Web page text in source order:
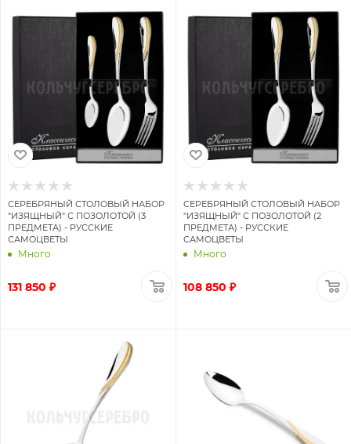
СЕРЕБРЯНЫЙ СТОЛОВЫЙ НАБОР
"ИЗЯЩНЫЙ" С ПОЗОЛОТОЙ (3
ПРЕДМЕТА) - РУССКИЕ
САМОЦВЕТЫ
Много
131 850 ₽
СЕРЕБРЯНЫЙ СТОЛОВЫЙ НАБОР
"ИЗЯЩНЫЙ" С ПОЗОЛОТОЙ (2
ПРЕДМЕТА) - РУССКИЕ
САМОЦВЕТЫ
Много
108 850 ₽